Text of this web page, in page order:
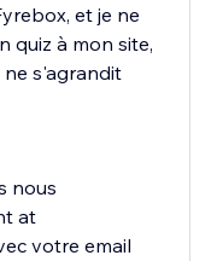
et je ne
quiz à mon site,
s'agrandit
nous
at
votre email